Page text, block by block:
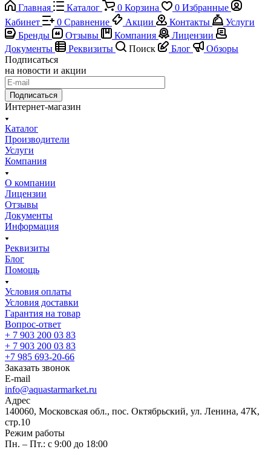
Главная
Каталог 0 Корзина 0 Избранные
Кабинет
0 Сравнение Акции Контакты
Услуги
Бренды
Отзывы Компания
Лицензии
Документы
Реквизиты Поиск Блог
Обзоры
Подписаться
на новости и акции
Подписаться
Интернет-магазин
Каталог
Производители
Услуги
Компания
О компании
Лицензии
Отзывы
Документы
Информация
Реквизиты
Блог
Помощь
Условия оплаты
Условия доставки
Гарантия на товар
Вопрос-ответ
+ 7 903 200 03 83
+ 7 903 200 03 83
+7 985 693-20-66
Заказать звонок
E-mail
info@aquastarmarket.ru
Адрес
140060, Московская обл., пос. Октябрьский, ул. Ленина, 47К,
стр.10
Режим работы
Пн. – Пт.: с 9:00 до 18:00